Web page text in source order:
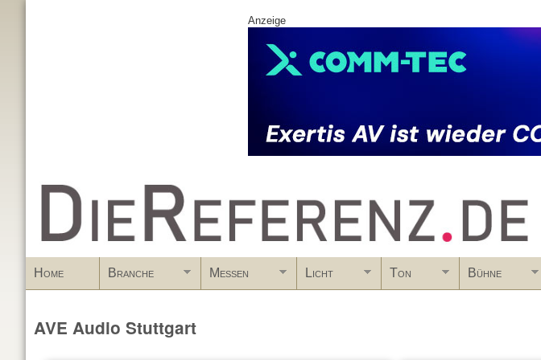
Anzeige
www.DieReferenz.de
Home Branche Messen Licht Ton Bühne
AVE Audio Stuttgart